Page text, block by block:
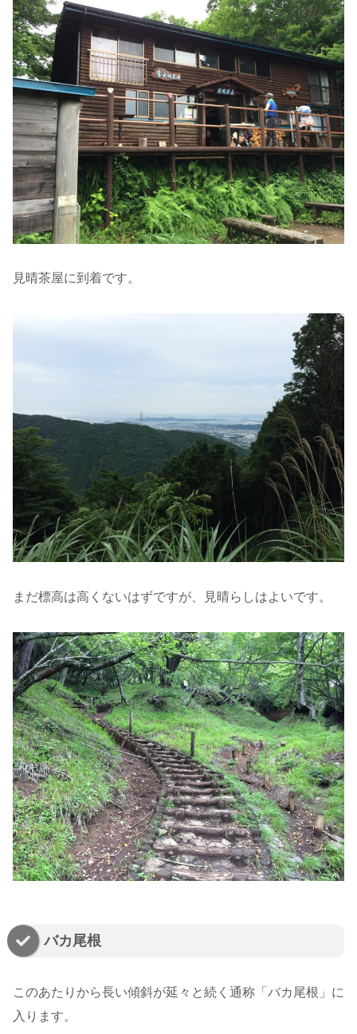
見晴茶屋に到着です。
まだ標高は高くないはずですが、見晴らしはよいです。
バカ尾根
このあたりから長い傾斜が延々と続く通称「バカ尾根」に
入ります。